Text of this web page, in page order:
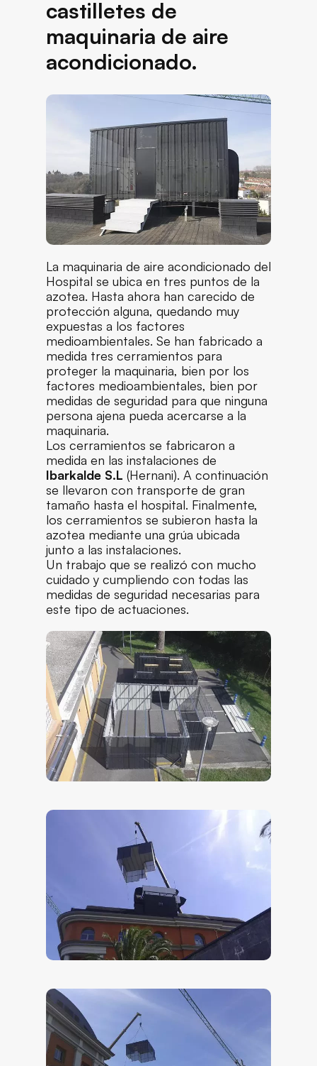
castilletes de
maquinaria de aire
acondicionado.
La maquinaria de aire acondicionado del
Hospital se ubica en tres puntos de la
azotea. Hasta ahora han carecido de
protección alguna, quedando muy
expuestas a los factores
medioambientales. Se han fabricado a
medida tres cerramientos para
proteger la maquinaria, bien por los
factores medioambientales, bien por
medidas de seguridad para que ninguna
persona ajena pueda acercarse a la
maquinaria.
Los cerramientos se fabricaron a
medida en las instalaciones de
Ibarkalde S.L (Hernani). A continuación
se llevaron con transporte de gran
tamaño hasta el hospital. Finalmente,
los cerramientos se subieron hasta la
azotea mediante una grúa ubicada
junto a las instalaciones.
Un trabajo que se realizó con mucho
cuidado y cumpliendo con todas las
medidas de seguridad necesarias para
este tipo de actuaciones.